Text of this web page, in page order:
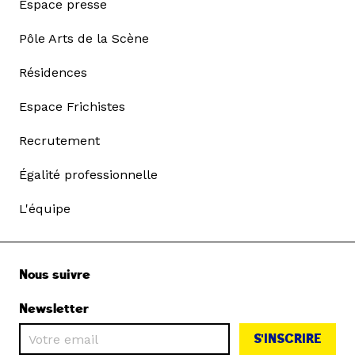
Espace presse
Pôle Arts de la Scène
Résidences
Espace Frichistes
Recrutement
Égalité professionnelle
L'équipe
Nous suivre
Newsletter
S'INSCRIRE